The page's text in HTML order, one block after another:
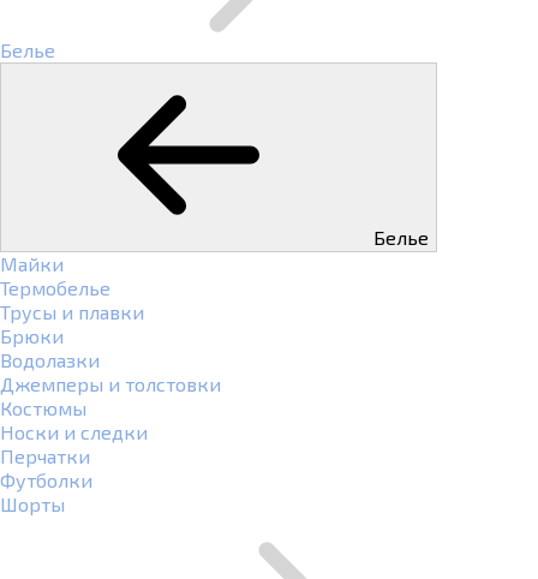
Белье
Белье
Майки
Термобелье
Трусы и плавки
Брюки
Водолазки
Джемперы и толстовки
Костюмы
Носки и следки
Перчатки
Футболки
Шорты